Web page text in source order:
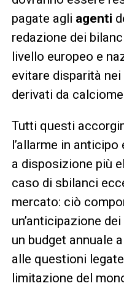
pagate agli agenti
redazione dei
livello europeo e
evitare disparità
derivati da
Tutti questi
l’allarme in
a disposizione più
caso di sbilanci
mercato: ciò
un’anticipazione
un budget annuale
alle questioni
limitazione del